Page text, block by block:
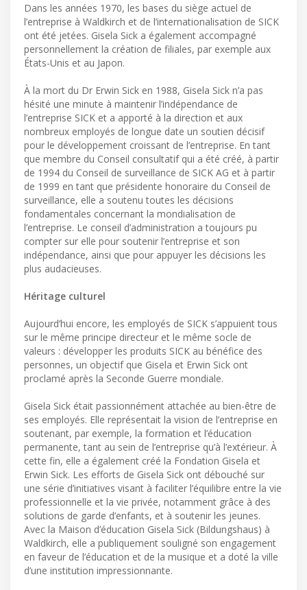
Dans les années 1970, les bases du siège actuel de
l’entreprise à Waldkirch et de l’internationalisation de SICK
ont été jetées. Gisela Sick a également accompagné
personnellement la création de filiales, par exemple aux
États-Unis et au Japon.
À la mort du Dr Erwin Sick en 1988, Gisela Sick n’a pas
hésité une minute à maintenir l’indépendance de
l’entreprise SICK et a apporté à la direction et aux
nombreux employés de longue date un soutien décisif
pour le développement croissant de l’entreprise. En tant
que membre du Conseil consultatif qui a été créé, à partir
de 1994 du Conseil de surveillance de SICK AG et à partir
de 1999 en tant que présidente honoraire du Conseil de
surveillance, elle a soutenu toutes les décisions
fondamentales concernant la mondialisation de
l’entreprise. Le conseil d’administration a toujours pu
compter sur elle pour soutenir l’entreprise et son
indépendance, ainsi que pour appuyer les décisions les
plus audacieuses.
Héritage culturel
Aujourd’hui encore, les employés de SICK s’appuient tous
sur le même principe directeur et le même socle de
valeurs : développer les produits SICK au bénéfice des
personnes, un objectif que Gisela et Erwin Sick ont
proclamé après la Seconde Guerre mondiale.
Gisela Sick était passionnément attachée au bien-être de
ses employés. Elle représentait la vision de l’entreprise en
soutenant, par exemple, la formation et l’éducation
permanente, tant au sein de l’entreprise qu’à l’extérieur. À
cette fin, elle a également créé la Fondation Gisela et
Erwin Sick. Les efforts de Gisela Sick ont débouché sur
une série d’initiatives visant à faciliter l’équilibre entre la vie
professionnelle et la vie privée, notamment grâce à des
solutions de garde d’enfants, et à soutenir les jeunes.
Avec la Maison d’éducation Gisela Sick (Bildungshaus) à
Waldkirch, elle a publiquement souligné son engagement
en faveur de l’éducation et de la musique et a doté la ville
d’une institution impressionnante.